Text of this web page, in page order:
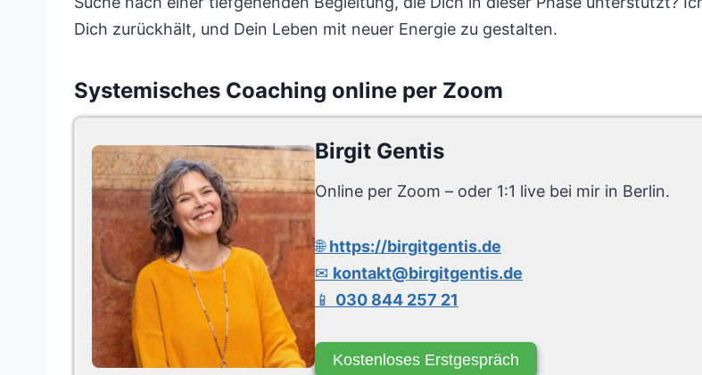
Dich zurückhält, und Dein Leben mit neuer Energie zu gestalten.
Systemisches Coaching online per Zoom
Birgit Gentis
Online per Zoom – oder 1:1 live bei mir in Berlin.
🌐https://birgitgentis.de
✉ kontakt@birgitgentis.de
📱 030 844 257 21
Kostenloses Erstgespräch